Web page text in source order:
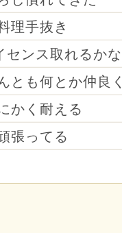
理手抜き
センス取れるかな
とも何とか仲良
かく耐える
張ってる